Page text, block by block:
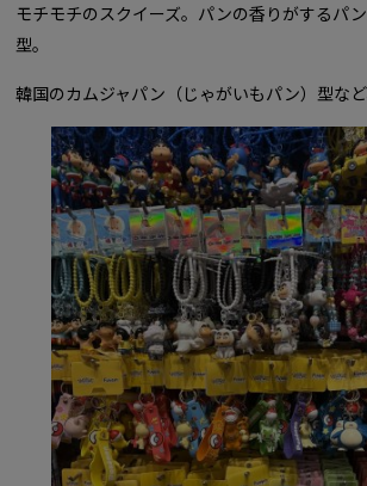
モチモチのスクイーズ。パンの香りがするパ
型。
韓国のカムジャパン（じゃがいもパン）型など